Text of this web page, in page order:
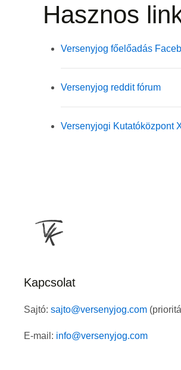
Hasznos
Versenyjog főelőadás
Versenyjog reddit fórum
Versenyjogi Kutatóközpont
Kapcsolat
Sajtó: sajto@versenyjog.com
E-mail: info@versenyjog.com